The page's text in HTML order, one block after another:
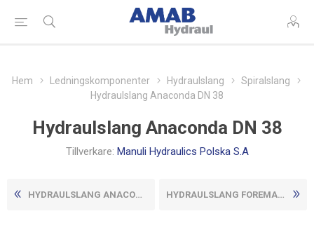
Hem Ledningskomponenter Hydraulslang
Spiralslang
Hydraulslang Anaconda DN 38
Hydraulslang Anaconda DN 38
Tillverkare: Manuli Hydraulics Polska S.A
HYDRAULSLANG ANACONDA DN 31 HYDRAULSLANG FOREMASTER/35 ...